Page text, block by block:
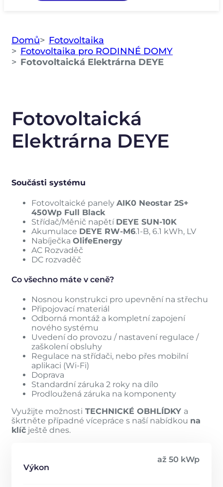
Domů
Fotovoltaika
Fotovoltaika pro RODINNÉ DOMY
Fotovoltaická Elektrárna DEYE
Fotovoltaická
Elektrárna DEYE
Součásti systému
Fotovoltaické panely AIK0 Neostar 2S+
450Wp Full Black
Střídač/Měnič napětí DEYE SUN-10K
Akumulace DEYE RW-M6.1-B, 6.1 kWh, LV
Nabíječka OlifeEnergy
AC Rozvaděč
DC rozvaděč
Co všechno máte v ceně?
Nosnou konstrukci pro upevnění na střechu
Připojovací materiál
Odborná montáž a kompletní zapojení
nového systému
Uvedení do provozu / nastavení regulace /
zaškolení obsluhy
Regulace na střídači, nebo přes mobilní
aplikaci (Wi-Fi)
Doprava
Standardní záruka 2 roky na dílo
Prodloužená záruka na komponenty
Využijte možnosti TECHNICKÉ OBHLÍDKY a
škrtněte případné vícepráce s naší nabídkou na
klíč ještě dnes.
Výkon
až 50 kWp